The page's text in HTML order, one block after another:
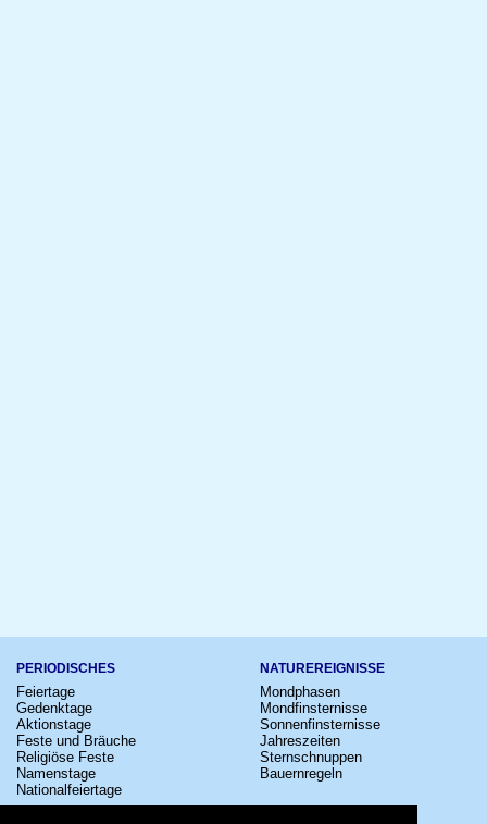
PERIODISCHES
Feiertage
Gedenktage
Aktionstage
Feste und Bräuche
Religiöse Feste
Namenstage
Nationalfeiertage
NATUREREIGNISSE
Mondphasen
Mondfinsternisse
Sonnenfinsternisse
Jahreszeiten
Sternschnuppen
Bauernregeln